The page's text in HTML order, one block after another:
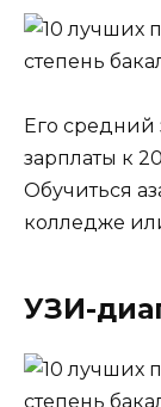
Его средний
зарплаты к
Обучиться
колледже
УЗИ-